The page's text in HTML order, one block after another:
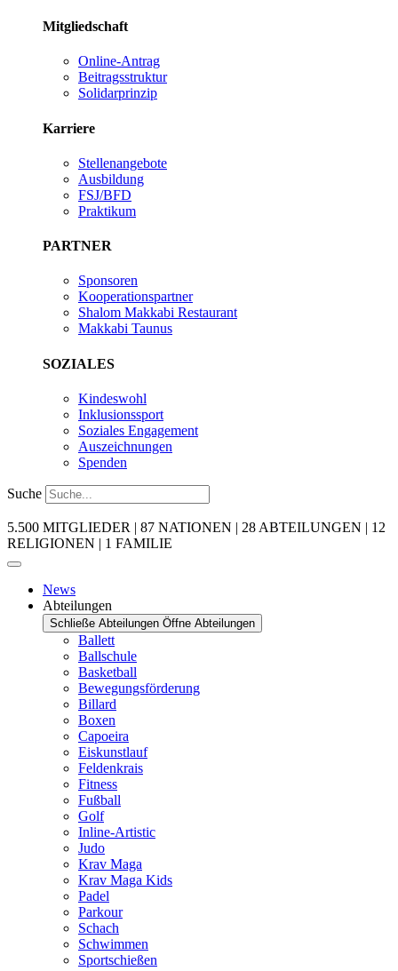
Mitgliedschaft
Online-Antrag
Beitragsstruktur
Solidarprinzip
Karriere
Stellenangebote
Ausbildung
FSJ/BFD
Praktikum
PARTNER
Sponsoren
Kooperationspartner
Shalom Makkabi Restaurant
Makkabi Taunus
SOZIALES
Kindeswohl
Inklusionssport
Soziales Engagement
Auszeichnungen
Spenden
Suche
5.500 MITGLIEDER | 87 NATIONEN | 28 ABTEILUNGEN | 12
RELIGIONEN | 1 FAMILIE
News
Abteilungen
Schließe Abteilungen Öffne Abteilungen
Ballett
Ballschule
Basketball
Bewegungsförderung
Billard
Boxen
Capoeira
Eiskunstlauf
Feldenkrais
Fitness
Fußball
Golf
Inline-Artistic
Judo
Krav Maga
Krav Maga Kids
Padel
Parkour
Schach
Schwimmen
Sportschießen